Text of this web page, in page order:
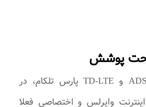
پوشش
سرویس های اینترنت +ADSL۲ و TD-LTE پارس تلکام، در
وایرلس و اختصاصی فعلا